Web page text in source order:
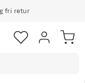
fri retur